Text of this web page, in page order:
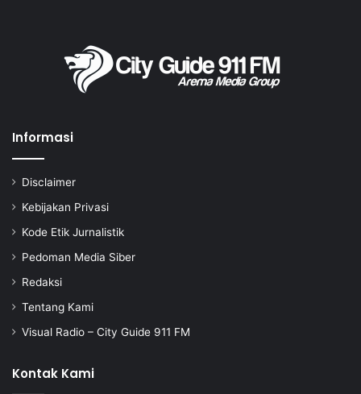
Informasi
Disclaimer
Kebijakan Privasi
Kode Etik Jurnalistik
Pedoman Media Siber
Redaksi
Tentang Kami
Visual Radio – City Guide 911 FM
Kontak Kami